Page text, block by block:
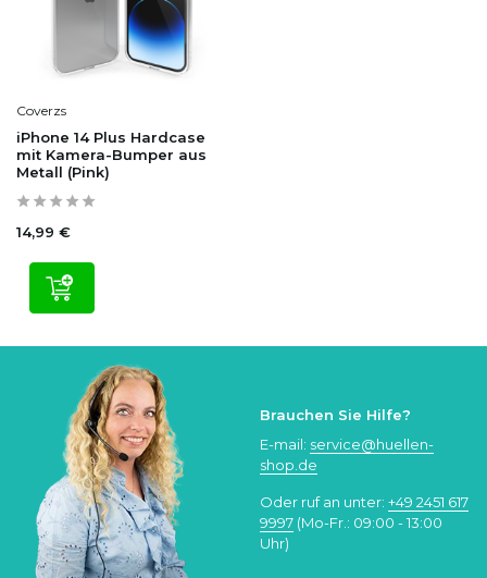
Coverzs
iPhone 14 Plus Hardcase
mit Kamera-Bumper aus
Metall (Pink)
14,99 €
Brauchen Sie Hilfe?
E-mail: service@huellen-
shop.de
Oder ruf an unter: +49 2451 617
9997 (Mo-Fr.: 09:00 - 13:00
Uhr)